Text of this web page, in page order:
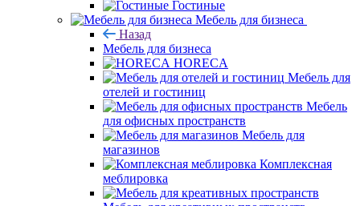
Гостиные
Мебель для бизнеса
Назад
Мебель для бизнеса
HORECA
Мебель для
отелей и гостиниц
Мебель
для офисных пространств
Мебель для
магазинов
Комплексная
меблировка